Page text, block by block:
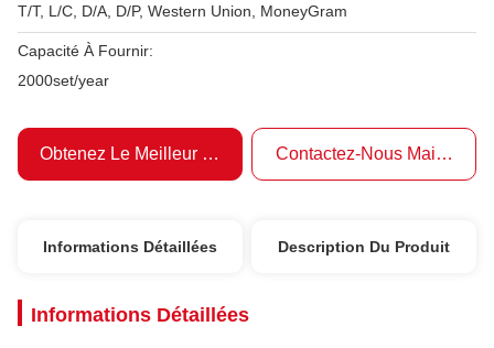
T/T, L/C, D/A, D/P, Western Union, MoneyGram
Capacité À Fournir:
2000set/year
Obtenez Le Meilleur Prix Contactez-Nous Maintenant
Informations Détaillées Description Du Produit
Informations Détaillées